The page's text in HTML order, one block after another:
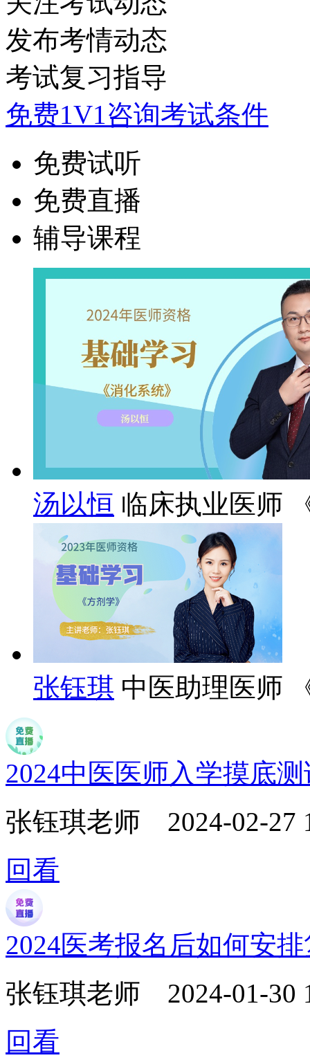
发布考情动态
考试复习指导
免费1V1咨询考试条件
免费试听
免费直播
辅导课程
汤以恒 临床执业医师
张钰琪 中医助理医师
2024中医医师入学摸底
张钰琪老师 2024-02-27
回看
2024医考报名后如何安
张钰琪老师 2024-01-30
回看